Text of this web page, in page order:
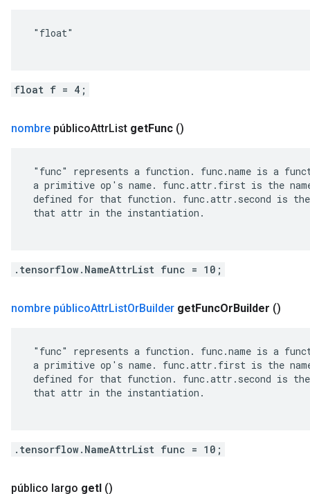
"float"
float f = 4;
nombre públicoAttrList getFunc ()
"func" represents a function. func.name is a
a primitive op's name. func.attr.first is the
defined for that function. func.attr.second is
that attr in the instantiation.
.tensorflow.NameAttrList func = 10;
nombre públicoAttrListOrBuilder getFuncOrBuilder ()
"func" represents a function. func.name is a
a primitive op's name. func.attr.first is the
defined for that function. func.attr.second is
that attr in the instantiation.
.tensorflow.NameAttrList func = 10;
público largo getI ()